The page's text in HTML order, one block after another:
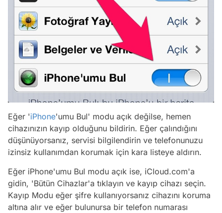
Eğer 'iPhone'umu Bul' modu açık değilse, hemen
cihazınızın kayıp olduğunu bildirin. Eğer çalındığını
düşünüyorsanız, servisi bilgilendirin ve telefonunuzu
izinsiz kullanımdan korumak için kara listeye aldırın.
Eğer iPhone'umu Bul modu açık ise, iCloud.com'a
gidin, 'Bütün Cihazlar'a tıklayın ve kayıp cihazı seçin.
Kayıp Modu eğer şifre kullanıyorsanız cihazını koruma
altına alır ve eğer bulunursa bir telefon numarası